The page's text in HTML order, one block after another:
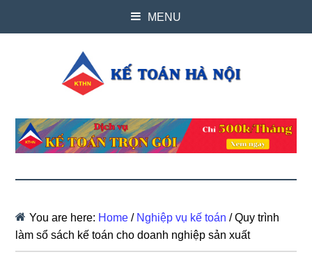
MENU
You are here: Home / Nghiệp vụ kế toán /Quy trình
làm sổ sách kế toán cho doanh nghiệp sản xuất